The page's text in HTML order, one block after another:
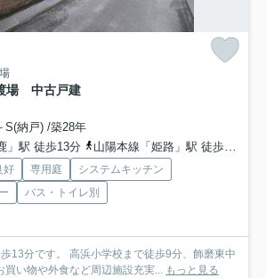
場 中古戸建
S(納戸) /築28年
」駅 徒歩13分
山陽本線「姫路」駅 徒歩55分
好 専用庭
システムキッチン
バス・トイレ別
13分です。 高浜小学校まで徒歩9分、飾磨東中
買い物や外食など周辺施設充実... もっと見る